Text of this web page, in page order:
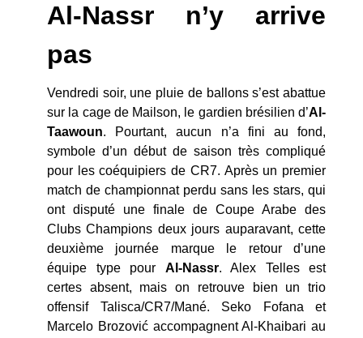
Al-Nassr n’y arrive
pas
Vendredi soir, une pluie de ballons s’est abattue
sur la cage de Mailson, le gardien brésilien d’Al-
Taawoun. Pourtant, aucun n’a fini au fond,
symbole d’un début de saison très compliqué
pour les coéquipiers de CR7. Après un premier
match de championnat perdu sans les stars, qui
ont disputé une finale de Coupe Arabe des
Clubs Champions deux jours auparavant, cette
deuxième journée marque le retour d’une
équipe type pour Al-Nassr. Alex Telles est
certes absent, mais on retrouve bien un trio
offensif Talisca/CR7/Mané. Seko Fofana et
Marcelo Brozović accompagnent Al-Khaibari au